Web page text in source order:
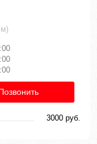
м)
3000 руб.